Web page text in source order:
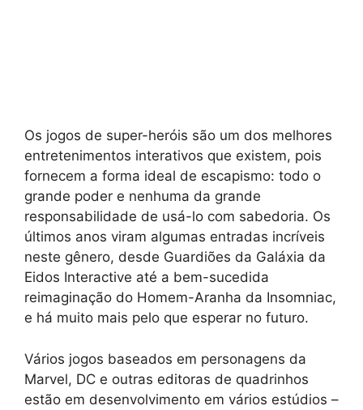
Os jogos de super-heróis são um dos melhores
entretenimentos interativos que existem, pois
fornecem a forma ideal de escapismo: todo o
grande poder e nenhuma da grande
responsabilidade de usá-lo com sabedoria. Os
últimos anos viram algumas entradas incríveis
neste gênero, desde Guardiões da Galáxia da
Eidos Interactive até a bem-sucedida
reimaginação do Homem-Aranha da Insomniac,
e há muito mais pelo que esperar no futuro.
Vários jogos baseados em personagens da
Marvel, DC e outras editoras de quadrinhos
estão em desenvolvimento em vários estúdios –